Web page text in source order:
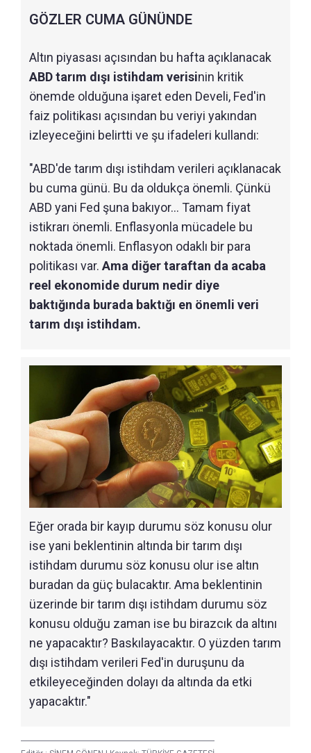
GÖZLER CUMA GÜNÜNDE
Altın piyasası açısından bu hafta açıklanacak
ABD tarım dışı istihdam verisinin kritik
önemde olduğuna işaret eden Develi, Fed'in
faiz politikası açısından bu veriyi yakından
izleyeceğini belirtti ve şu ifadeleri kullandı:
"ABD'de tarım dışı istihdam verileri açıklanacak
bu cuma günü. Bu da oldukça önemli. Çünkü
ABD yani Fed şuna bakıyor... Tamam fiyat
istikrarı önemli. Enflasyonla mücadele bu
noktada önemli. Enflasyon odaklı bir para
politikası var. Ama diğer taraftan da acaba
reel ekonomide durum nedir diye
baktığında burada baktığı en önemli veri
tarım dışı istihdam.
Eğer orada bir kayıp durumu söz konusu olur
ise yani beklentinin altında bir tarım dışı
istihdam durumu söz konusu olur ise altın
buradan da güç bulacaktır. Ama beklentinin
üzerinde bir tarım dışı istihdam durumu söz
konusu olduğu zaman ise bu birazcık da altını
ne yapacaktır? Baskılayacaktır. O yüzden tarım
dışı istihdam verileri Fed'in duruşunu da
etkileyeceğinden dolayı da altında da etki
yapacaktır."